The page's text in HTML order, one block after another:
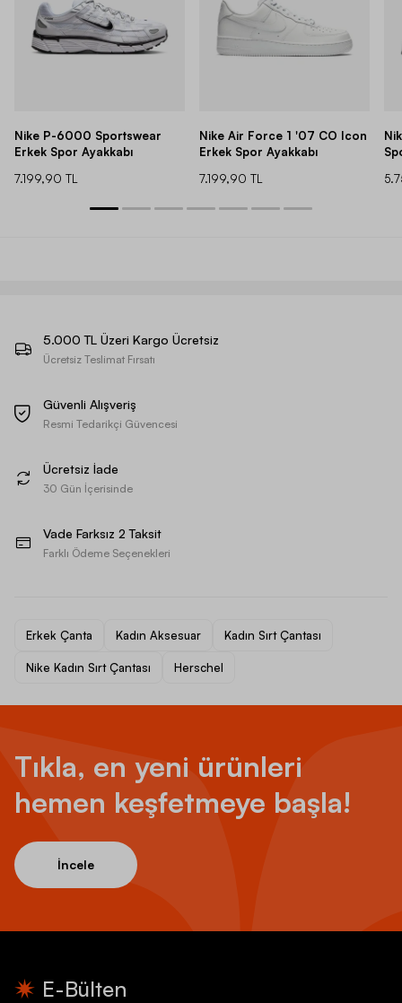
Nike P-6000 Sportswear
Erkek Spor Ayakkabı
7.199,90 TL
Nike Air Force 1 '07 CO Icon
Erkek Spor Ayakkabı
7.199,90 TL
5.000 TL Üzeri Kargo Ücretsiz
Ücretsiz Teslimat Fırsatı
Güvenli Alışveriş
Resmi Tedarikçi Güvencesi
Ücretsiz İade
30 Gün İçerisinde
Vade Farksız 2 Taksit
Farklı Ödeme Seçenekleri
Erkek Çanta Kadın Aksesuar Kadın Sırt Çantası
Nike Kadın Sırt Çantası Herschel
Tıkla, en yeni ürünleri
hemen keşfetmeye başla!
İncele
E-Bülten